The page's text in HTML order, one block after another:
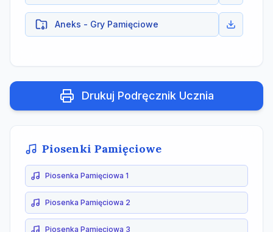
Aneks - Gry Pamięciowe
Drukuj Podręcznik Ucznia
Piosenki Pamięciowe
Piosenka Pamięciowa 1
Piosenka Pamięciowa 2
Piosenka Pamięciowa 3